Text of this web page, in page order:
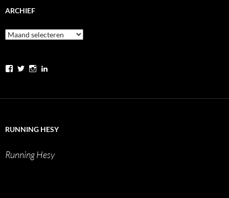
ARCHIEF
Archief
Bekijk
runninghesy
Bekijk
hesy_
Bekijk
hesyWerner
LinkedIn
RUNNING HESY
Running Hesy